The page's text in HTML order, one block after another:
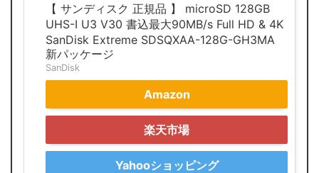
【 サンディスク 正規品 】 microSD 128GB
UHS-I U3 V30 書込最大90MB/s Full HD & 4K
SanDisk Extreme SDSQXAA-128G-GH3MA
新パッケージ
SanDisk
Amazon
楽天市場
Yahooショッピング